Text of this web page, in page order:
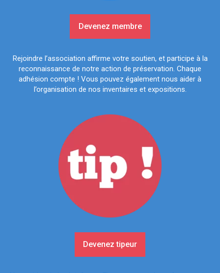
Devenez membre
Rejoindre l’association affirme votre soutien, et participe à la
reconnaissance de notre action de préservation. Chaque
adhésion compte ! Vous pouvez également nous aider à
l’organisation de nos inventaires et expositions.
Devenez tipeur